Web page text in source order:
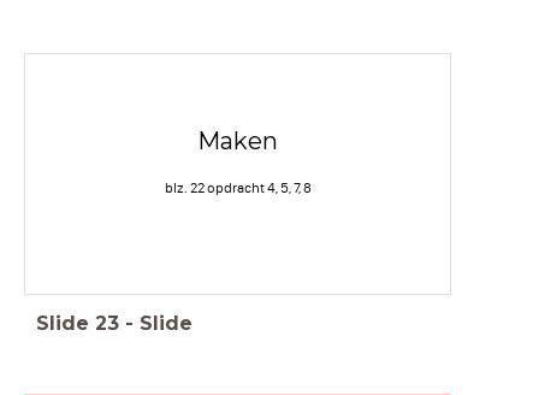
Maken
blz. 22 opdracht 4, 5, 7, 8
Slide 23 - Slide